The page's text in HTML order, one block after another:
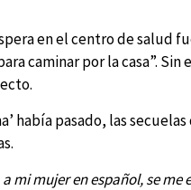
en el centro de salud
caminar por la casa”.
había pasado, las
a mi mujer en español, se